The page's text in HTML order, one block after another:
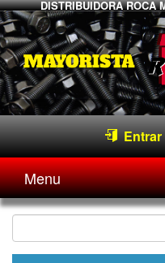
DISTRIBUIDORA ROCA
Entrar
Menu